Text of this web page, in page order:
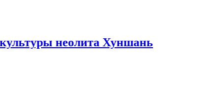
неолита Хуншань